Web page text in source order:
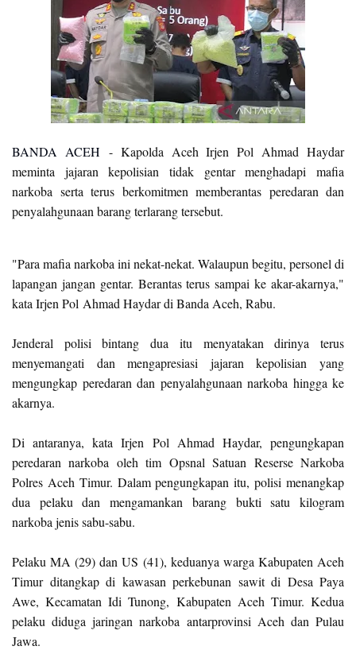
BANDA ACEH - Kapolda Aceh Irjen Pol Ahmad Haydar
meminta jajaran kepolisian tidak gentar menghadapi mafia
narkoba serta terus berkomitmen memberantas peredaran dan
penyalahgunaan barang terlarang tersebut.
"Para mafia narkoba ini nekat-nekat. Walaupun begitu, personel di
lapangan jangan gentar. Berantas terus sampai ke akar-akarnya,"
kata Irjen Pol Ahmad Haydar di Banda Aceh, Rabu.
Jenderal polisi bintang dua itu menyatakan dirinya terus
menyemangati dan mengapresiasi jajaran kepolisian yang
mengungkap peredaran dan penyalahgunaan narkoba hingga ke
akarnya.
Di antaranya, kata Irjen Pol Ahmad Haydar, pengungkapan
peredaran narkoba oleh tim Opsnal Satuan Reserse Narkoba
Polres Aceh Timur. Dalam pengungkapan itu, polisi menangkap
dua pelaku dan mengamankan barang bukti satu kilogram
narkoba jenis sabu-sabu.
Pelaku MA (29) dan US (41), keduanya warga Kabupaten Aceh
Timur ditangkap di kawasan perkebunan sawit di Desa Paya
Awe, Kecamatan Idi Tunong, Kabupaten Aceh Timur. Kedua
pelaku diduga jaringan narkoba antarprovinsi Aceh dan Pulau
Jawa.